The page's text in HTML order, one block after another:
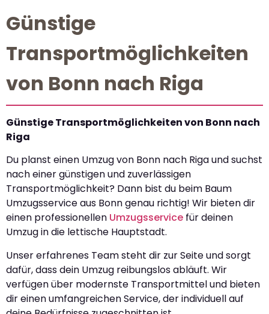
Günstige
Transportmöglichkeiten
von Bonn nach Riga
Günstige Transportmöglichkeiten von Bonn nach
Riga
Du planst einen Umzug von Bonn nach Riga und suchst
nach einer günstigen und zuverlässigen
Transportmöglichkeit? Dann bist du beim Baum
Umzugsservice aus Bonn genau richtig! Wir bieten dir
einen professionellen Umzugsservice für deinen
Umzug in die lettische Hauptstadt.
Unser erfahrenes Team steht dir zur Seite und sorgt
dafür, dass dein Umzug reibungslos abläuft. Wir
verfügen über modernste Transportmittel und bieten
dir einen umfangreichen Service, der individuell auf